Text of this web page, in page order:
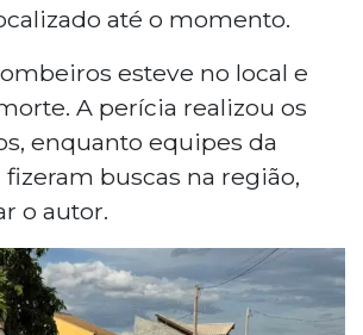
até o momento.
esteve no local e
A perícia realizou os
enquanto equipes da
buscas na região,
o autor.